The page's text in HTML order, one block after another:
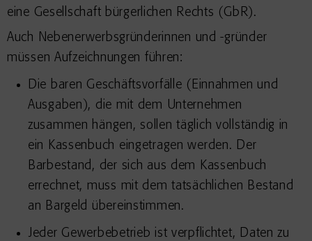
eine Gesellschaft bürgerlichen Rechts (GbR).
Auch Nebenerwerbsgründerinnen und -gründer
müssen Aufzeichnungen führen:
Die baren Geschäftsvorfälle (Einnahmen und
Ausgaben), die mit dem Unternehmen
zusammen hängen, sollen täglich vollständig in
ein Kassenbuch eingetragen werden. Der
Barbestand, der sich aus dem Kassenbuch
errechnet, muss mit dem tatsächlichen Bestand
an Bargeld übereinstimmen.
Jeder Gewerbebetrieb ist verpflichtet, Daten zu